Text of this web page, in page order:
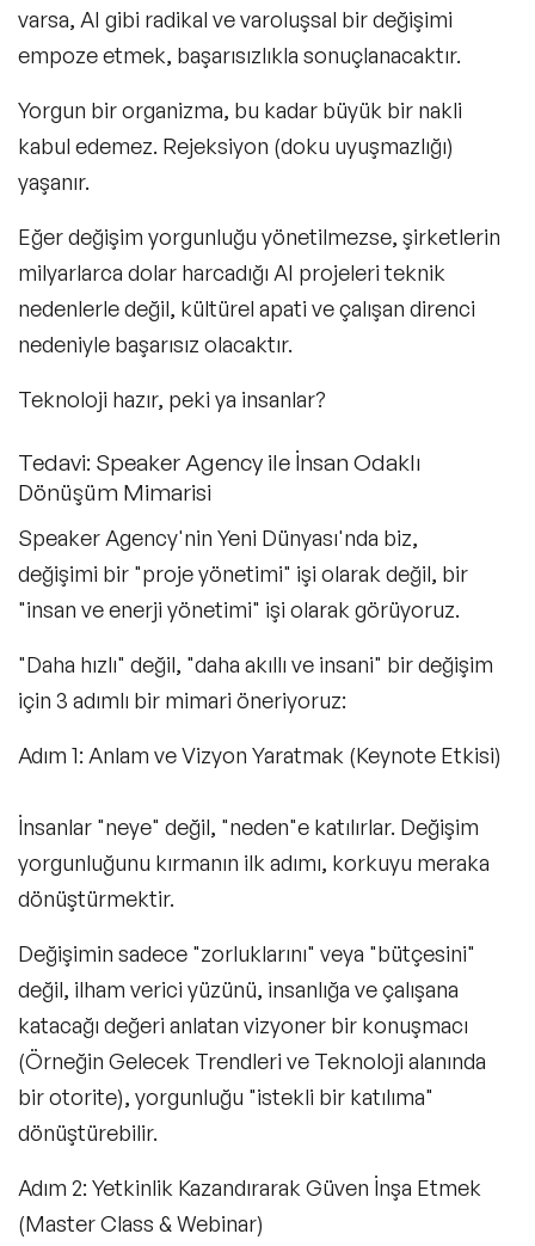
varsa, AI gibi radikal ve varoluşsal bir değişimi
empoze etmek, başarısızlıkla sonuçlanacaktır.
Yorgun bir organizma, bu kadar büyük bir nakli
kabul edemez. Rejeksiyon (doku uyuşmazlığı)
yaşanır.
Eğer değişim yorgunluğu yönetilmezse, şirketlerin
milyarlarca dolar harcadığı AI projeleri teknik
nedenlerle değil, kültürel apati veçalışan direnci
nedeniyle başarısız olacaktır.
Teknoloji hazır, peki ya insanlar?
Tedavi: Speaker Agency ile İnsan Odaklı
Dönüşüm Mimarisi
Speaker Agency'nin Yeni Dünyası'nda biz,
değişimi bir "proje yönetimi" işi olarak değil, bir
"insan ve enerji yönetimi" işi olarak görüyoruz.
"Daha hızlı" değil, "daha akıllı ve insani" bir değişim
için 3 adımlı bir mimari öneriyoruz:
Adım 1: Anlam ve Vizyon Yaratmak (Keynote Etkisi)
İnsanlar "neye" değil, "neden"e katılırlar. Değişim
yorgunluğunu kırmanın ilk adımı, korkuyu meraka
dönüştürmektir.
Değişimin sadece "zorluklarını" veya "bütçesini"
değil, ilham verici yüzünü, insanlığa ve çalışana
katacağı değeri anlatan vizyoner bir konuşmacı
(Örneğin Gelecek Trendleri ve Teknoloji alanında
bir otorite), yorgunluğu "istekli bir katılıma"
dönüştürebilir.
Adım 2: Yetkinlik Kazandırarak Güven İnşa Etmek
(Master Class & Webinar)